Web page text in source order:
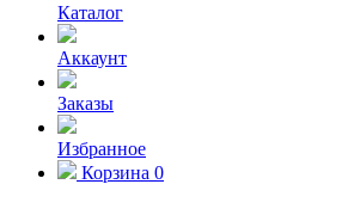
Каталог
Аккаунт
Заказы
Избранное
Корзина 0